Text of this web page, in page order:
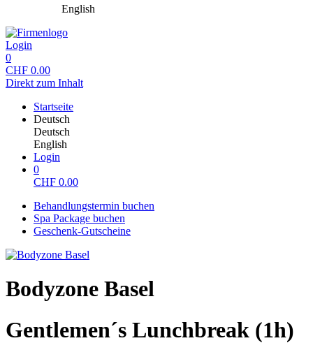
English
Login
0
CHF 0.00
Direkt zum Inhalt
Startseite
Deutsch
Deutsch
English
Login
0
CHF 0.00
Behandlungstermin buchen
Spa Package buchen
Geschenk-Gutscheine
Bodyzone Basel
Gentlemen´s Lunchbreak (1h)